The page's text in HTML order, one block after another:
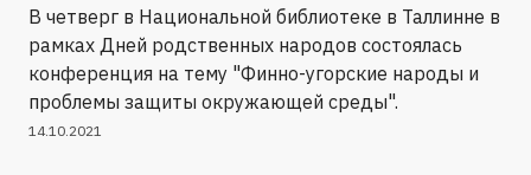
В четверг в Национальной библиотеке в Таллинне в
рамках Дней родственных народов состоялась
конференция на тему "Финно-угорские народы и
проблемы защиты окружающей среды".
14.10.2021